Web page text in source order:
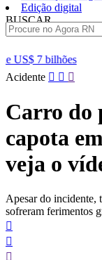
Edição digital
BUSCAR
Lei que aumenta
Pular
conteúdo
Acidente
Carro do
capota
veja o
Apesar do incidente,
sofreram ferimentos